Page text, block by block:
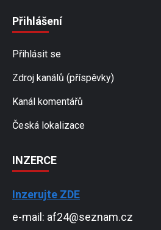
Přihlášení
Přihlásit se
Zdroj kanálů (příspěvky)
Kanál komentářů
Česká lokalizace
INZERCE
Inzerujte ZDE
e-mail: af24@seznam.cz